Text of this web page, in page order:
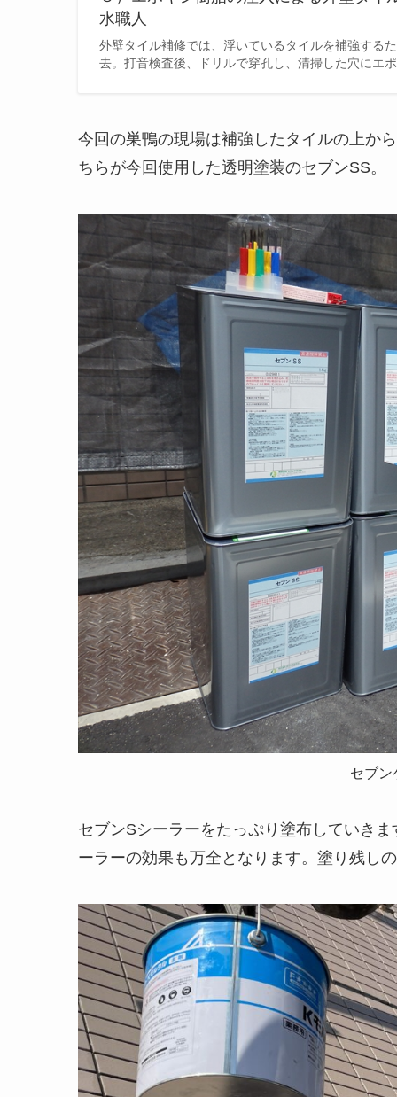
水職人
外壁タイル補修では、浮いているタイルを補強する
去。打音検査後、ドリルで穿孔し、清掃した穴にエ
今回の巣鴨の現場は補強したタイルの上か
ちらが今回使用した透明塗装のセブンSS。
セブン
セブンSシーラーをたっぷり塗布していき
ーラーの効果も万全となります。塗り残し